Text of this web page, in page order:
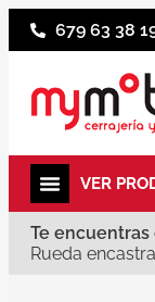
679 63 38
Te encuentras
Rueda